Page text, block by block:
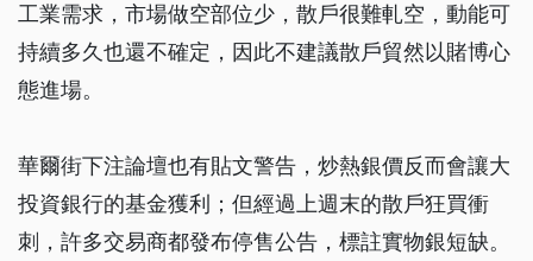
工業需求，市場做空部位少，散戶很難軋空，動能可
持續多久也還不確定，因此不建議散戶貿然以賭博心
態進場。
華爾街下注論壇也有貼文警告，炒熱銀價反而會讓大
投資銀行的基金獲利；但經過上週末的散戶狂買衝
刺，許多交易商都發布停售公告，標註實物銀短缺。